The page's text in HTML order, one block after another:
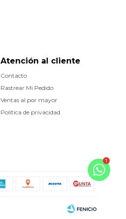
Atención al cliente
Contacto
Rastrear Mi Pedido
Ventas al por mayor
Política de privacidad